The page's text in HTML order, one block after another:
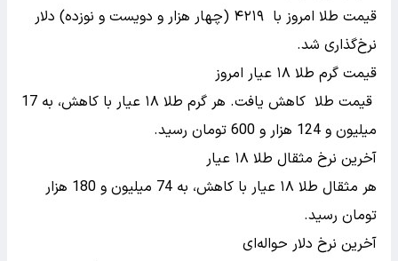
قیمت طلا امروز با ۴۲۱۹ (چهار هزار و دویست و نوزده) دلار
نرخ‌گذاری شد.
قیمت گرم طلا ۱۸ عیار امروز
قیمت طلا کاهش یافت. هر گرم طلا ۱۸ عیار با کاهش، به 17
میلیون و 124 هزار و 600 تومان رسید.
آخرین نرخ مثقال طلا ۱۸ عیار
هر مثقال طلا ۱۸ عیار با کاهش، به 74 میلیون و 180 هزار
تومان رسید‌.
آخرین نرخ دلار حواله‌ای